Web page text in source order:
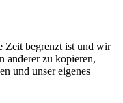
Zeit begrenzt ist und wir
anderer zu kopieren,
und unser eigenes